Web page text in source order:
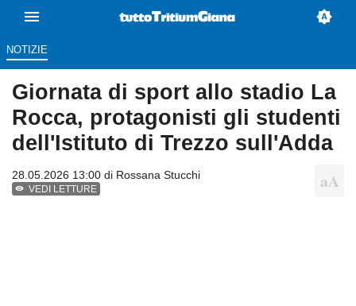
NOTIZIE
Giornata di sport allo stadio La
Rocca, protagonisti gli studenti
dell'Istituto di Trezzo sull'Adda
28.05.2026 13:00 di Rossana Stucchi
VEDI LETTURE